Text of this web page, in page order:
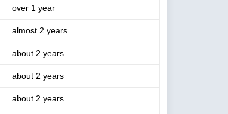
over 1 year
almost 2 years
about 2 years
about 2 years
about 2 years